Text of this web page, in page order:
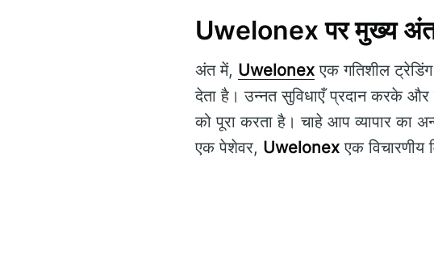
Uwelonex पर मुख्य
अंत में, Uwelonex एक गतिशील
देता है। उन्नत सुविधाएँ प्रदान करके
को पूरा करता है। चाहे आप व्यापार का
एक पेशेवर, Uwelonex एक विचारणीय